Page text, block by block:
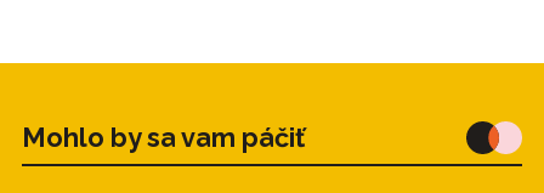
Mohlo by sa vam páčiť